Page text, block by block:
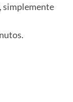
simplemente